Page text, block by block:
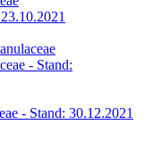
- Stand:
- Stand: 30.12.2021